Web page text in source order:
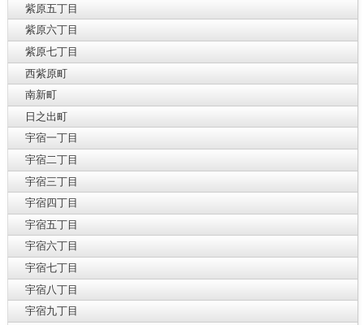
紫原五丁目
紫原六丁目
紫原七丁目
西紫原町
南新町
日之出町
宇宿一丁目
宇宿二丁目
宇宿三丁目
宇宿四丁目
宇宿五丁目
宇宿六丁目
宇宿七丁目
宇宿八丁目
宇宿九丁目